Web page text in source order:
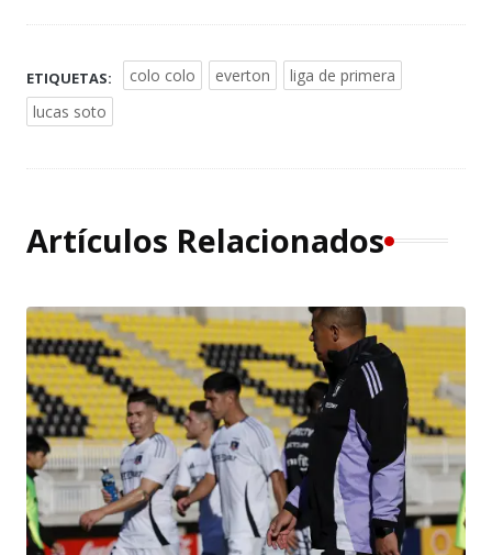
ETIQUETAS: colo colo everton
liga de primera
lucas soto
Artículos Relacionados